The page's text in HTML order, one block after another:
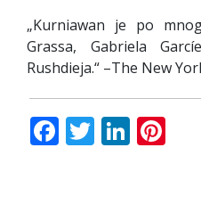
„Kurniawan je po
Grassa, Gabriela
Rushdieja.“ –The New
Facebook
Twitter